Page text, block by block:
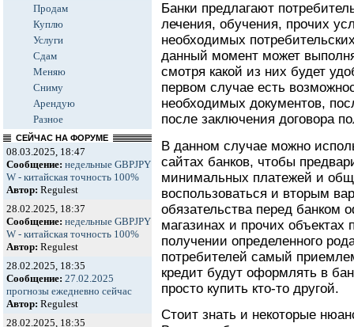
Продам
Куплю
Услуги
Сдам
Меняю
Сниму
Арендую
Разное
СЕЙЧАС НА ФОРУМЕ
08.03.2025, 18:47
Сообщение: недельные GBPJPY
W - китайская точность 100%
Автор: Regulest
28.02.2025, 18:37
Сообщение: недельные GBPJPY
W - китайская точность 100%
Автор: Regulest
28.02.2025, 18:35
Сообщение: 27.02.2025
прогнозы ежедневно сейчас
Автор: Regulest
28.02.2025, 18:35
Банки предлагают
лечения, обучения, прочих
необходимых
данный момент может
смотря какой из них будет
первом случае есть
необходимых документов,
после заключения договора
В данном случае можно
сайтах банков, чтобы
минимальных платежей и
воспользоваться и вторым
обязательства перед банком
магазинах и прочих объектах
получении определенного
потребителей самый
кредит будут оформлять в
просто купить кто-то другой.
Стоит знать и некоторые